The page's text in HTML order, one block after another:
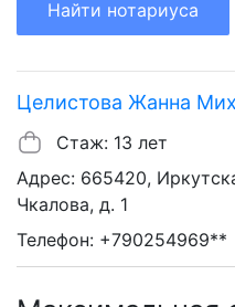
Найти нотариуса
Целистова Жанна
Стаж: 13 лет
Адрес: 665420,
Чкалова, д. 1
Телефон: +790254969**